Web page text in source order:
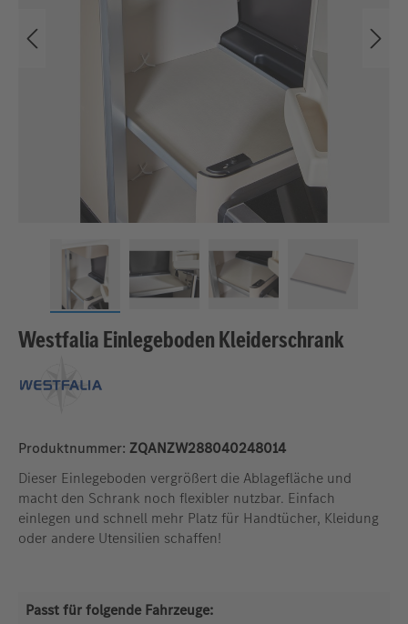
Westfalia Einlegeboden Kleiderschrank
Produktnummer: ZQANZW288040248014
Dieser Einlegeboden vergrößert die Ablagefläche und
macht den Schrank noch flexibler nutzbar. Einfach
einlegen und schnell mehr Platz für Handtücher, Kleidung
oder andere Utensilien schaffen!
Passt für folgende Fahrzeuge: